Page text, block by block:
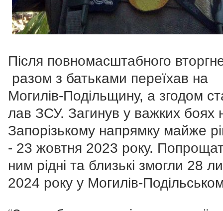
Після повномасштабного
разом з батьками переїхав на
Могилів-Подільщину, а згодом
лав ЗСУ. Загинув у важких боях
Запорізькому напрямку майже
- 23 жовтня 2023 року.
ним рідні та близькі змогли 28
2024 року у Могилів-